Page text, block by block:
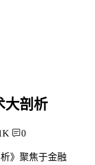
大剖析
0
》聚焦于金融